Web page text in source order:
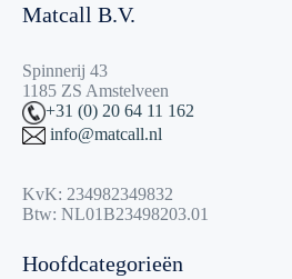
Matcall B.V.
Spinnerij 43
1185 ZS Amstelveen
+31 (0) 20 64 11 162
info@matcall.nl
KvK: 234982349832
Btw: NL01B23498203.01
Hoofdcategorieën